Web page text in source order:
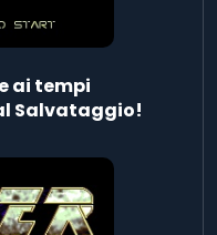
ai tempi
Salvataggio!